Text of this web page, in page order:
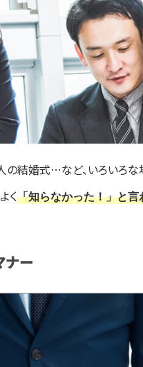
の結婚式…など、いろいろ
く「知らなかった！」と
ナー